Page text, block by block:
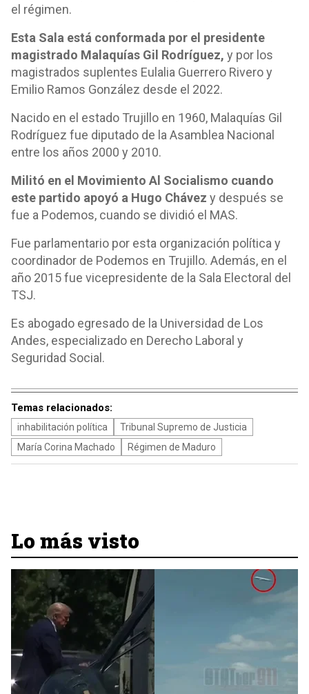
el régimen.
Esta Sala está conformada por el presidente
magistrado Malaquías Gil Rodríguez, y por los
magistrados suplentes Eulalia Guerrero Rivero y
Emilio Ramos González desde el 2022.
Nacido en el estado Trujillo en 1960, Malaquías Gil
Rodríguez fue diputado de la Asamblea Nacional
entre los años 2000 y 2010.
Militó en el Movimiento Al Socialismo cuando
este partido apoyó a Hugo Chávez y después se
fue a Podemos, cuando se dividió el MAS.
Fue parlamentario por esta organización política y
coordinador de Podemos en Trujillo. Además, en el
año 2015 fue vicepresidente de la Sala Electoral del
TSJ.
Es abogado egresado de la Universidad de Los
Andes, especializado en Derecho Laboral y
Seguridad Social.
Temas relacionados:
inhabilitación política
Tribunal Supremo de Justicia
María Corina Machado
Régimen de Maduro
Lo más visto